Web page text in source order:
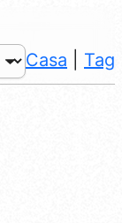
Casa Tag